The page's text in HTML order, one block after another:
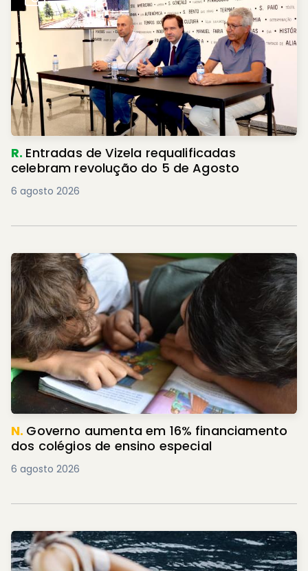
R. Entradas de Vizela requalificadas
celebram revolução do 5 de Agosto
6 agosto 2026
N. Governo aumenta em 16% financiamento
dos colégios de ensino especial
6 agosto 2026